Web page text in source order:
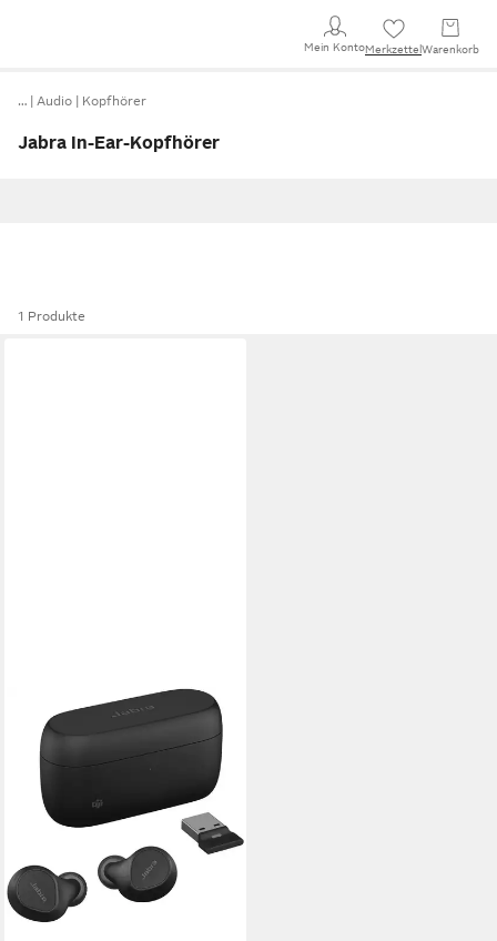
Mein KontoMerkzettel Warenkorb
… Audio Kopfhörer
Jabra In-Ear-Kopfhörer
1 Produkte